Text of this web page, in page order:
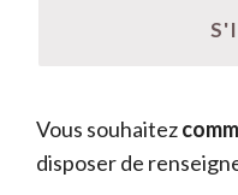
Vous souhaitez
disposer de